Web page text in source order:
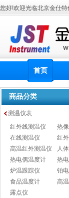
您好!欢迎光临北京金仕特
首页
商品分类
测温仪表
红外线测温仪
热
在线测温仪
红
高温红外测温仪
人
热电偶温度计
热
炉温跟踪仪
铂
食品温度计
高
露点仪